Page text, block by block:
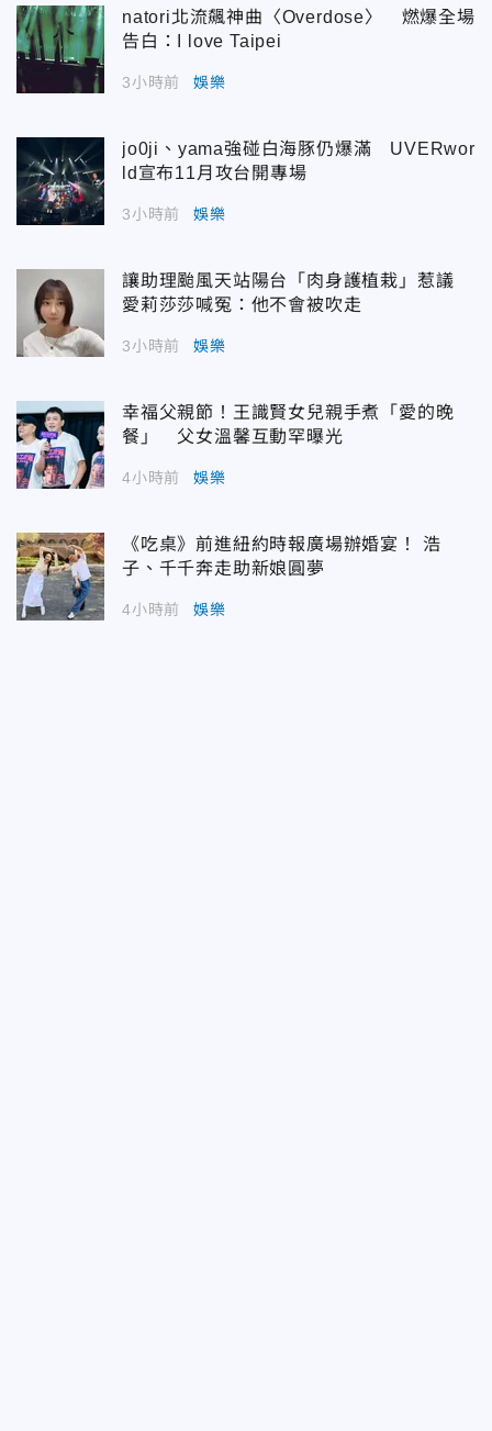
natori北流飆神曲〈Overdose〉 燃爆全場
告白：I love Taipei
3小時前 娛樂
jo0ji、yama強碰白海豚仍爆滿 UVERwor
ld宣布11月攻台開專場
3小時前 娛樂
讓助理颱風天站陽台「肉身護植栽」惹議
愛莉莎莎喊冤：他不會被吹走
3小時前 娛樂
幸福父親節！王識賢女兒親手煮「愛的晚
餐」 父女溫馨互動罕曝光
4小時前 娛樂
《吃桌》前進紐約時報廣場辦婚宴！ 浩
子、千千奔走助新娘圓夢
4小時前 娛樂